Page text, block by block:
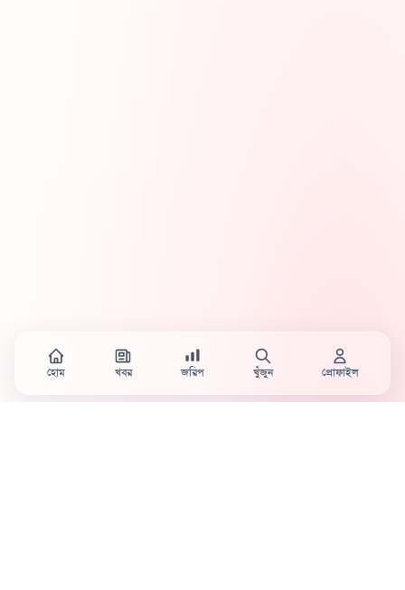
হোম খবর জরিপ খুঁজুন প্রোফাইল